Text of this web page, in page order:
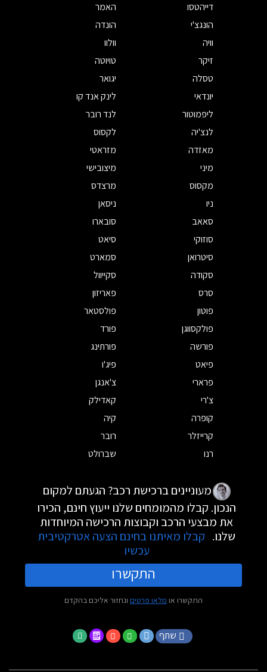
דייהטסו
האמר
הונגצ'י
הונדה
וויה
וולוו
זיקר
טויוטה
טסלה
יגואר
יונדאי
לינק אנד קו
ליפמוטור
לנד רובר
לנצ'יה
לקסוס
מאזדה
מזראטי
מיני
מיצובישי
מקסוס
מרצדס
ניו
ניסאן
סאאב
סובארו
סוזוקי
סיאט
סיטרואן
סמארט
סקודה
סקייוול
סרס
פאריזון
פוטון
פולסטאר
פולקסווגן
פורד
פורשה
פורתינג
פיאט
פיג'ו
פרארי
צ'אנגן
צ'רי
קאדילק
קופרה
קיה
קרייזלר
רובר
רנו
שברולט
מעוניינים ברכישת רכב? הגעתם למקום
הנכון. קבלו מהמומחים שלנו ייעוץ חינם, הכירו
את מבצעי הרכב וקבוצות הרכישה המיוחדות
שלנו. קבלו מאיתנו בחינם הצעה אטרקטיבית
עכשיו
התקשרו
התקשרו או מלאו פרטים ונחזור אליכם בהקדם
שתף